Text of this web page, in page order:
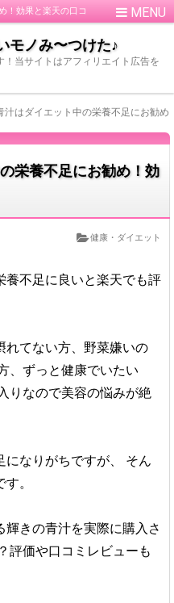
！効果と楽天の口コ
モノみ〜つけた♪
当サイトはアフィリエイト広告を
汁はダイエット中の栄養不足にお勧め
栄養不足にお勧め！効
健康・ダイエット
養不足に良いと楽天でも評
れてない方、野菜嫌いの
、ずっと健康でいたい
りなので美容の悩みが絶
なりがちですが、
そん
。
きの青汁を実際に購入さ
評価や口コミレビューも